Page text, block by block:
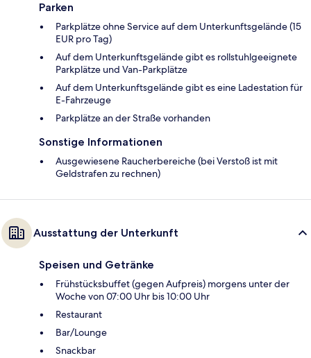
Parken
Parkplätze ohne Service auf dem Unterkunftsgelände (15
EUR pro Tag)
Auf dem Unterkunftsgelände gibt es rollstuhlgeeignete
Parkplätze und Van-Parkplätze
Auf dem Unterkunftsgelände gibt es eine Ladestation für
E-Fahrzeuge
Parkplätze an der Straße vorhanden
Sonstige Informationen
Ausgewiesene Raucherbereiche (bei Verstoß ist mit
Geldstrafen zu rechnen)
Ausstattung der Unterkunft
Speisen und Getränke
Frühstücksbuffet (gegen Aufpreis) morgens unter der
Woche von 07:00 Uhr bis 10:00 Uhr
Restaurant
Bar/Lounge
Snackbar